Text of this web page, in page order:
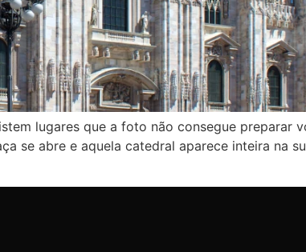
lugares que a foto não consegue preparar
se abre e aquela catedral aparece inteira na